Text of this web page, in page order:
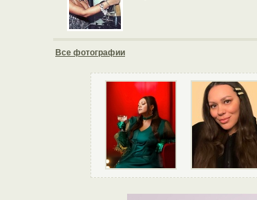
Все фотографии